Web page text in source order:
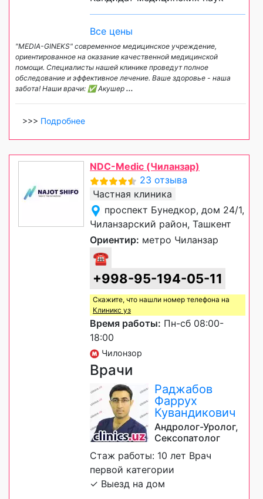
Все цены
"MEDIA-GINEKS" современное медицинское учреждение,
ориентированное на оказание качественной медицинской
помощи. Специалисты нашей клинике проведут полное
обследование и эффективное лечение. Ваше здоровье - наша
забота! Наши врачи: ✅ Акушер ...
>>> Подробнее
NDC-Medic (Чиланзар)
23 отзыва
Частная клиника
проспект Бунедкор, дом 24/1,
Чиланзарский район, Ташкент
Ориентир: метро Чиланзар
☎
+998-95-194-05-11
Скажите, что нашли номер телефона на
Клиникс уз
Время работы: Пн-сб 08:00-
18:00
Чилонзор
Врачи
Раджабов
Фаррух
Кувандикович
Андролог-Уролог,
Сексопатолог
Стаж работы: 10 лет Врач
первой категории
✓ Выезд на дом